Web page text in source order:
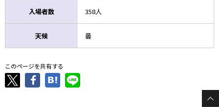
入場者数 358人
天候 曇
このページを共有する